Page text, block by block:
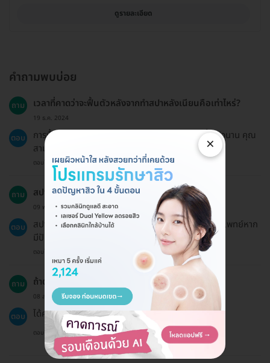
ดูรายละเอียด
คำถามพบบ่อย
ถาม เวลาที่คาดว่าจะฟื้นตัวหลังจากทำสปาหลังเนียนคือเท่าไหร่?
19 ธ.ค. 2024
ตอบ
การฟื้นตัวหลังจากทำสปาหลังเนียนมักจะไม่มีเวลาฟื้นตัวนาน คุณ
สามารถกลับไปทำกิจกรรมปกติได้ทันที
ตอบโดยทีมงาน HD
ถาม สปาหลังเนียนเหมาะสำหรับทุกกลุ่มอายุหรือไม่?
09 พ.ย. 2023
ตอบ
สปาหลังเนียนสามารถทำได้ทุกกลุ่มอายุ แต่ควรปรึกษาแพทย์หาก
มีปัญหาสุขภาพผิว
ตอบโดยทีมงาน HD
ถาม ถ้าต้องการให้แอดมินทำนัดให้ได้ไหม?
08 ส.ค. 2023
ตอบ ได้ค่ะ แต่ควรแจ้งล่วงหน้าอย่างน้อย 24 ชั่วโมง
ตอบโดยทีมงาน HD
×